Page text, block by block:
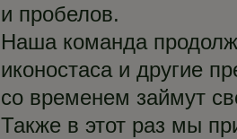
и пробелов.
Наша команда
иконостаса и другие
со временем займут
Также в этот раз мы